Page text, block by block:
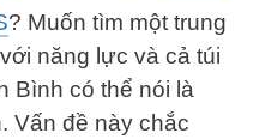
? Muốn tìm một trung
năng lực và cả túi
Bình có thể nói là
Vấn đề này chắc